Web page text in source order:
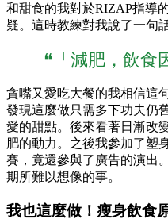
和甜食的我對於RIZAP指導
疑。這時教練對我說了一句話
❝「減肥，飲食
貪嘴又愛吃大餐的我相信這
發現這麼做只需多下功夫仍
愛的甜點。後來看著日漸改
肥的動力。之後我參加了塑
賽，竟還參與了廣告的演出
期所難以想像的事。
我也這麼做！瘦身飲食